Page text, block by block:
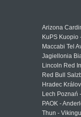
Arizona
KuPS Kuopio
Maccabi Tel
Jagiellonia
Lincoln Red
Red Bull
Hradec
Lech Poznań
PAOK -
Thun -